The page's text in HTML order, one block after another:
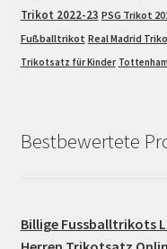
Trikot 2022-23 PSG Trikot
Fußballtrikot Real Madrid
Trikotsatz für Kinder
Bestbewertete
Billige Fussballtrikots